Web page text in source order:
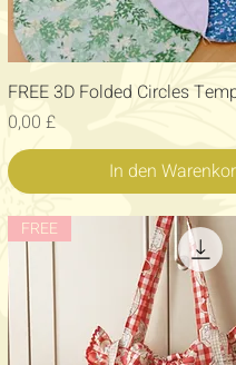
Schnellansicht
FREE 3D Folded Circles
Preis
0,00 £
In den
FREE